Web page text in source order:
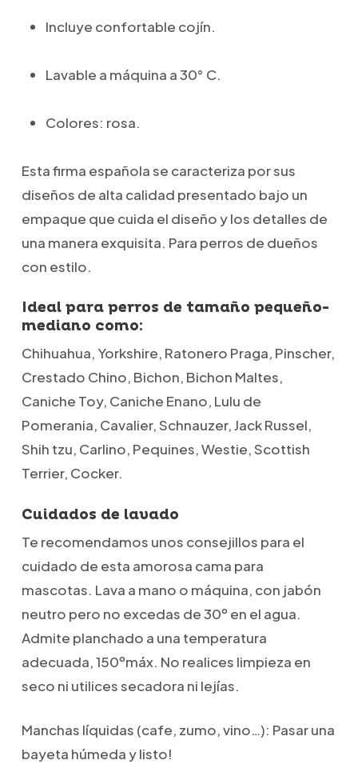
Incluye confortable cojín.
Lavable a máquina a 30° C.
Colores: rosa.
Esta firma española se caracteriza por sus
diseños de alta calidad presentado bajo un
empaque que cuida el diseño y los detalles de
una manera exquisita. Para perros de dueños
con estilo.
Ideal para perros de tamaño pequeño-
mediano como:
Chihuahua, Yorkshire, Ratonero Praga, Pinscher,
Crestado Chino, Bichon, Bichon Maltes,
Caniche Toy, Caniche Enano, Lulu de
Pomerania, Cavalier, Schnauzer, Jack Russel,
Shih tzu, Carlino, Pequines, Westie, Scottish
Terrier, Cocker.
Cuidados de lavado
Te recomendamos unos consejillos para el
cuidado de esta amorosa cama para
mascotas. Lava a mano o máquina, con jabón
neutro pero no excedas de 30º en el agua.
Admite planchado a una temperatura
adecuada, 150ºmáx. No realices limpieza en
seco ni utilices secadora ni lejías.
Manchas líquidas (cafe, zumo, vino…): Pasar una
bayeta húmeda y listo!